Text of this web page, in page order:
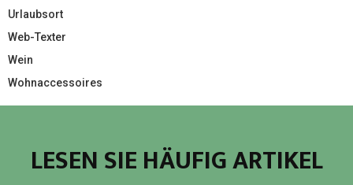
Urlaubsort
Web-Texter
Wein
Wohnaccessoires
LESEN SIE HÄUFIG ARTIKEL